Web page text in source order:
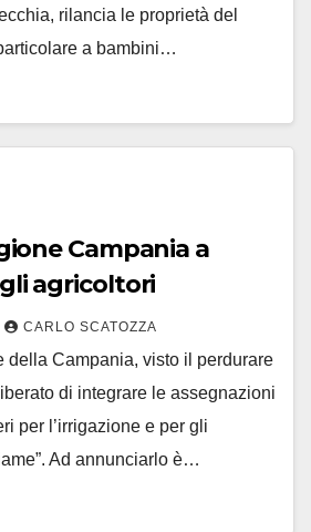
rilancia le proprietà del
a bambini…
Campania a
agricoltori
CARLO SCATOZZA
della Campania, visto il perdurare
di integrare le assegnazioni
per l’irrigazione e per gli
Ad annunciarlo è…